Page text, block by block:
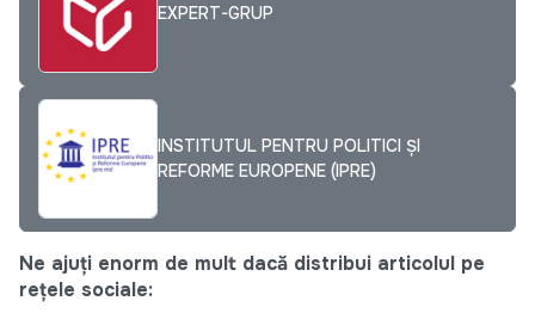
EXPERT-GRUP
INSTITUTUL PENTRU POLITICI ȘI
REFORME EUROPENE (IPRE)
Ne ajuți enorm de mult dacă distribui articolul pe
rețele sociale: